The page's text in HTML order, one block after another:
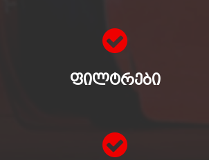
ᲤᲘᲚᲢᲠᲔᲑᲘ